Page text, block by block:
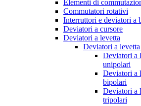
Elementi di
Commutatori rotativi
Interruttori e deviatori a
Deviatori a cursore
Deviatori a levetta
Deviatori a
Deviatori a
unipolari
Deviatori a
bipolari
Deviatori a
tripolari